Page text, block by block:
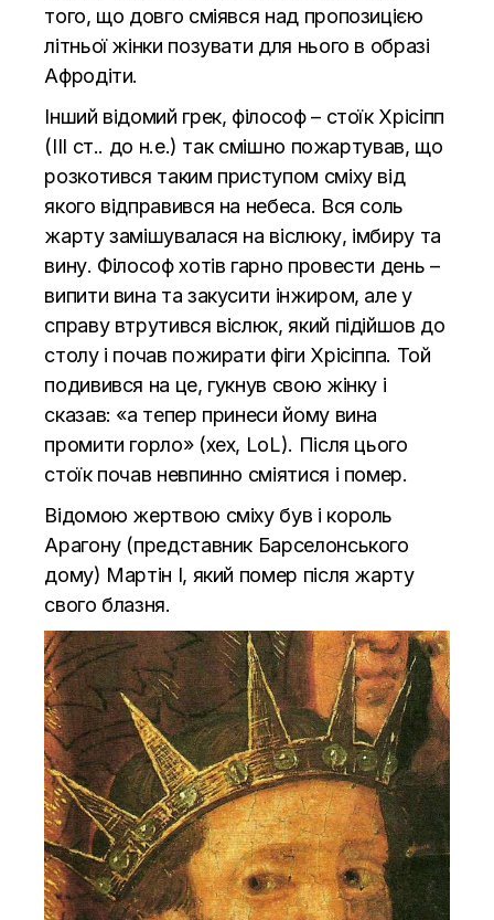
того, що довго сміявся над пропозицією
літньої жінки позувати для нього в образі
Афродіти.
Інший відомий грек, філософ – стоїк Хрісіпп
(ІІІ ст.. до н.е.) так смішно пожартував, що
розкотився таким приступом сміху від
якого відправився на небеса. Вся соль
жарту замішувалася на віслюку, імбиру та
вину. Філософ хотів гарно провести день –
випити вина та закусити інжиром, але у
справу втрутився віслюк, який підійшов до
столу і почав пожирати фіги Хрісіппа. Той
подивився на це, гукнув свою жінку і
сказав: «а тепер принеси йому вина
промити горло» (хех, LoL). Після цього
стоїк почав невпинно сміятися і помер.
Відомою жертвою сміху був і король
Арагону (представник Барселонського
дому) Мартін І, який помер після жарту
свого блазня.